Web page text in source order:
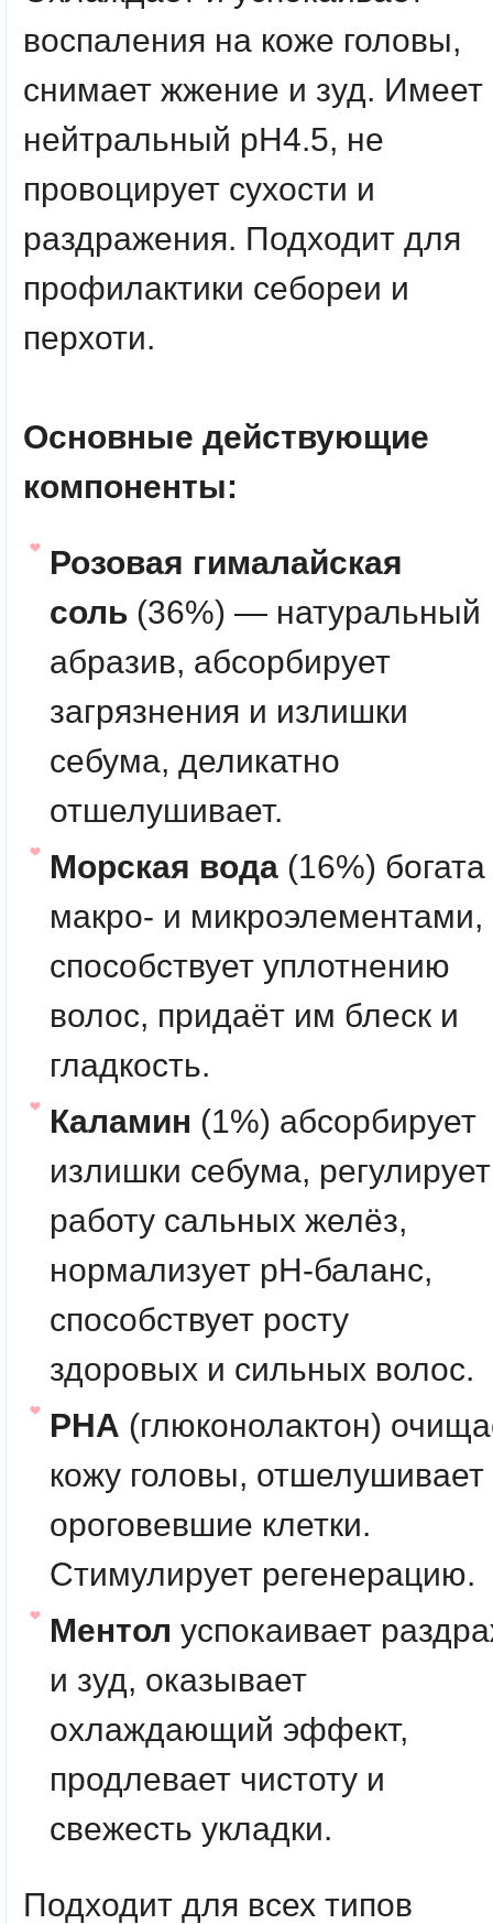
воспаления на коже головы,
снимает жжение и зуд. Имеет
нейтральный pH4.5, не
провоцирует сухости и
раздражения. Подходит для
профилактики себореи и
перхоти.
Основные действующие
компоненты:
Розовая гималайская
соль (36%) — натуральный
абразив, абсорбирует
загрязнения и излишки
себума, деликатно
отшелушивает.
Морская вода (16%) богата
макро- и микроэлементами,
способствует уплотнению
волос, придаёт им блеск и
гладкость.
Каламин (1%) абсорбирует
излишки себума, регулирует
работу сальных желёз,
нормализует pH-баланс,
способствует росту
здоровых и сильных волос.
PHA (глюконолактон)
кожу головы, отшелушивает
ороговевшие клетки.
Стимулирует регенерацию.
Ментол успокаивает
и зуд, оказывает
охлаждающий эффект,
продлевает чистоту и
свежесть укладки.
Подходит для всех типов